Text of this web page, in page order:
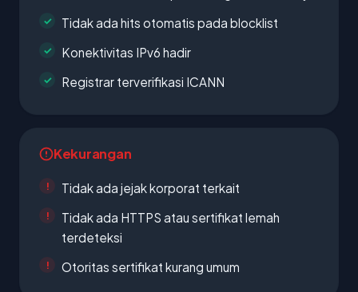
Tidak ada hits otomatis pada blocklist
Konektivitas IPv6 hadir
Registrar terverifikasi ICANN
Kekurangan
Tidak ada jejak korporat terkait
Tidak ada HTTPS atau sertifikat lemah
terdeteksi
Otoritas sertifikat kurang umum